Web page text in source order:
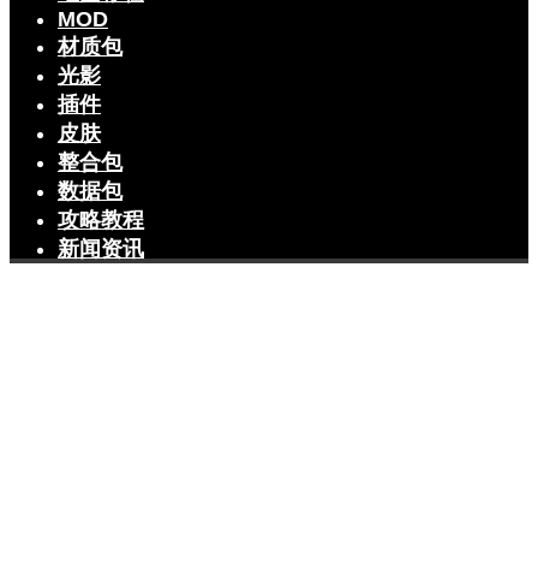
MOD
材质包
光影
插件
皮肤
整合包
数据包
攻略教程
新闻资讯